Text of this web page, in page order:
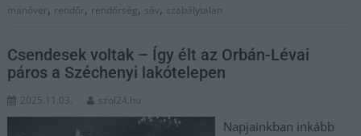
manőver, rendőr, rendőrség, sáv, szabálytalan
Csendesek voltak – Így élt az Orbán-Lévai
páros a Széchenyi lakótelepen
2025.11.03. szol24.hu
Napjainkban inkább